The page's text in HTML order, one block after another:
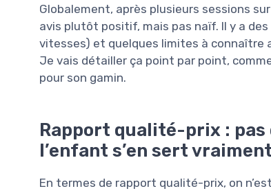
Globalement, après plusieurs sessions
avis plutôt positif, mais pas naïf. Il y a
vitesses) et quelques limites à connaître
Je vais détailler ça point par point,
pour son gamin.
Rapport qualité-prix : pas
l’enfant s’en sert vraiment
En termes de rapport qualité-prix, on